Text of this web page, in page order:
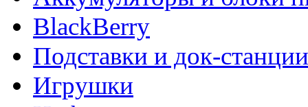
BlackBerry
Подставки и док-станции
Игрушки